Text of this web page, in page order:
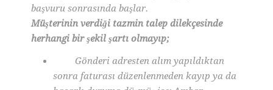
başvuru sonrasında başlar.
Müşterinin verdiği tazmin talep dilekçesinde
herhangi bir şekil şartı olmayıp;
Gönderi adresten alım yapıldıktan
sonra faturası düzenlenmeden kayıp ya da